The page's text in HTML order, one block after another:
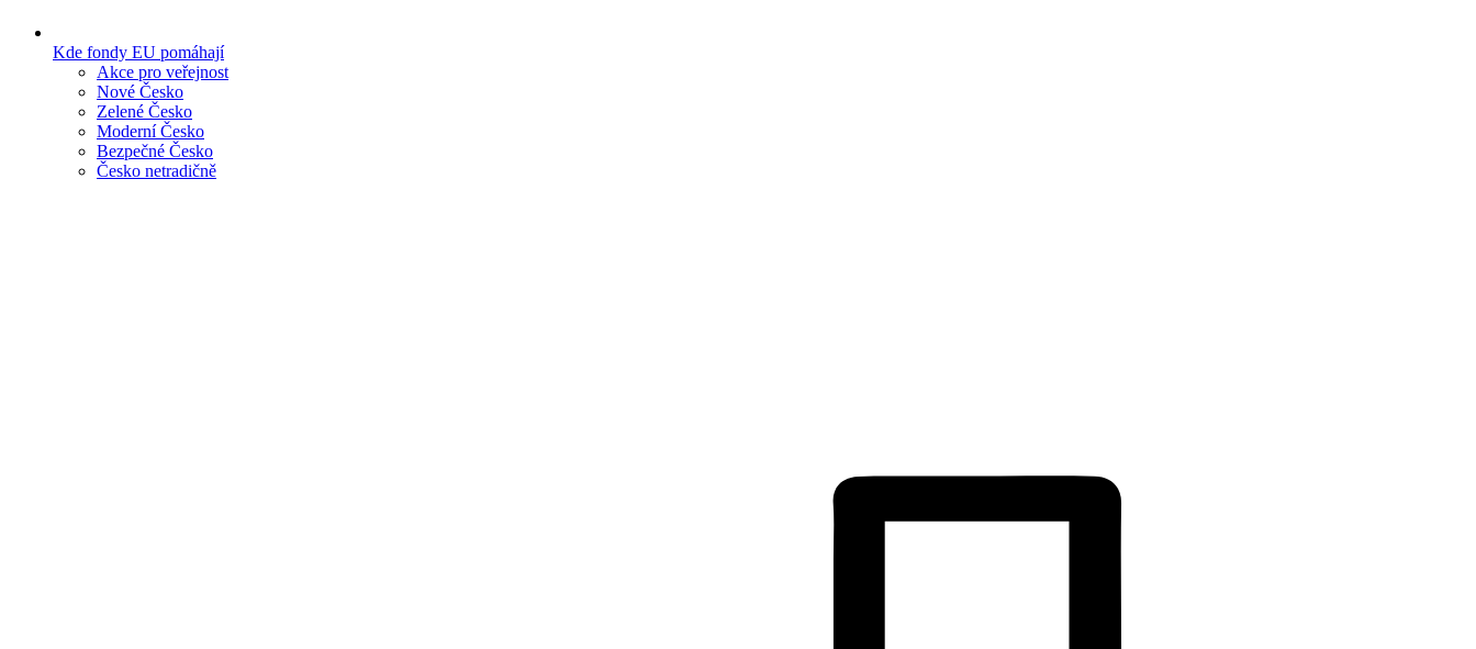
Kde fondy EU pomáhají
Akce pro veřejnost
Nové Česko
Zelené Česko
Moderní Česko
Bezpečné Česko
Česko netradičně